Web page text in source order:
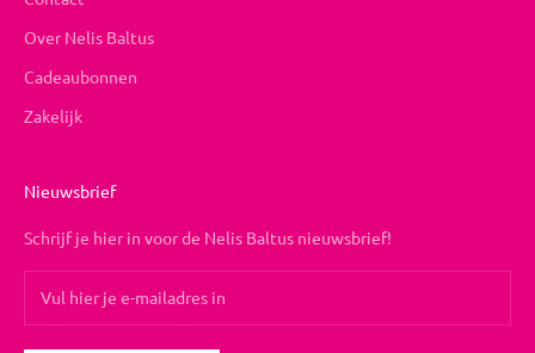
Over Nelis Baltus
Cadeaubonnen
Zakelijk
Nieuwsbrief
Schrijf je hier in voor de Nelis Baltus nieuwsbrief!